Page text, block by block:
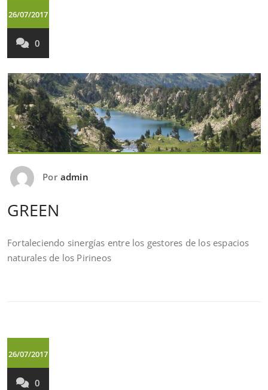
26/07/2017
0
Por admin
GREEN
Fortaleciendo sinergías entre los gestores de los espacios
naturales de los Pirineos
26/07/2017
0